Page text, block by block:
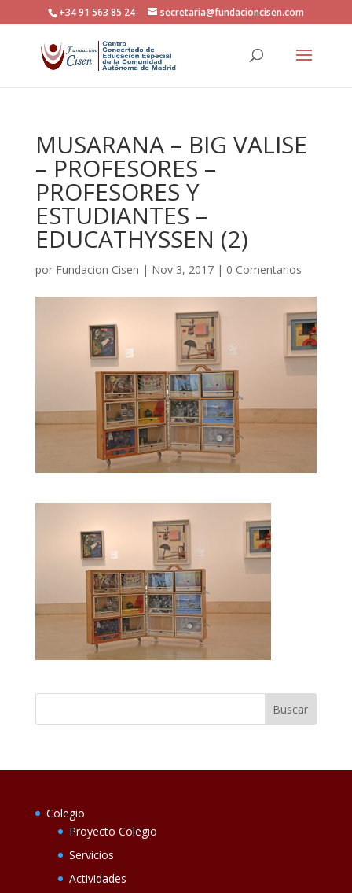
+34 91 563 85 24 secretaria@fundacioncisen.com
MUSARANA – BIG VALISE
– PROFESORES –
PROFESORES Y
ESTUDIANTES –
EDUCATHYSSEN (2)
por Fundacion Cisen | Nov 3, 2017| 0 Comentarios
Colegio
Proyecto Colegio
Servicios
Actividades